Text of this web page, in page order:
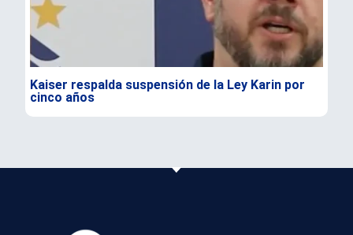
Kaiser respalda suspensión de la Ley Karin por
cinco años